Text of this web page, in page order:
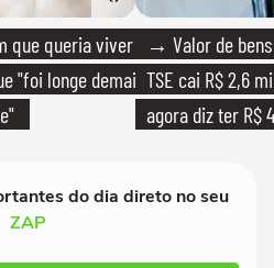
que queria viver
"foi longe demais
→ Valor de
TSE cai R$ 2,6
agora diz ter R$
do dia direto no seu
ZAP